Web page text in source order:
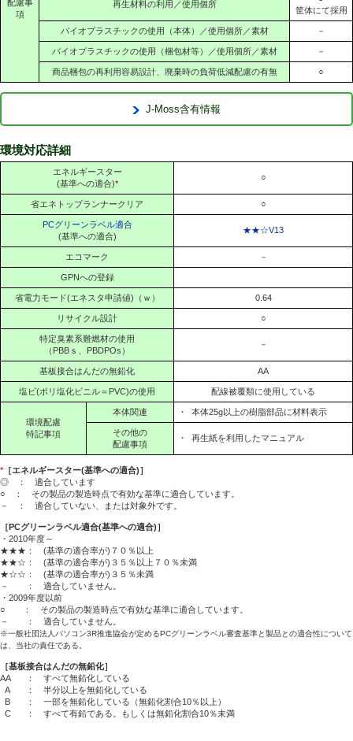
配慮事
項
再生材料の利用／使用個所
筐体にて採用
バイオプラスチックの使用（本体）／使用個所／素材 －
バイオプラスチックの使用（梱包材等）／使用個所／素材 －
商品梱包の再利用容易設計、廃棄時の負荷低減配慮の有無 ○
J-Moss含有情報
環境対応詳細
エネルギースター
(基準への適合)*
○
省エネトップランナークリア ○
PCグリーンラベル適合
(基準への適合)
★★☆V13
エコマーク －
GPNへの登録
省電力モード(エネスタ申請値)（ｗ） 0.64
リサイクル設計 ○
特定臭素系難燃材の使用
（PBBｓ、PBDPOs）
－
基板接合はんだの無鉛化 AA
塩ビ(ポリ塩化ビニル＝PVC)の使用 配線被覆類に使用している
環境配慮
特記事項
本体関連 ・ 本体25g以上の樹脂部品に材料表示
その他の
配慮事項
・ 再生紙を利用したマニュアル
* ［エネルギースター(基準への適合)］
◎ ： 適合しています
○ ： その製品の製造時点で有効な基準に適合しています。
－ ： 適合していない、または対象外です。
［PCグリーンラベル適合(基準への適合)］
・2010年度～
★★★： (基準の適合率が)７０％以上
★★☆： (基準の適合率が)３５％以上７０％未満
★☆☆： (基準の適合率が)３５％未満
－ ： 適合していません。
・2009年度以前
○ ： その製品の製造時点で有効な基準に適合しています。
－ ： 適合していません。
※一般社団法人パソコン3R推進協会が定めるPCグリーンラベル審査基準と製品との適合性について
は、当社の責任である。
［基板接合はんだの無鉛化］
AA
： すべて無鉛化している
A
： 半分以上を無鉛化している
B
： 一部を無鉛化している（無鉛化割合10％以上）
C
： すべて有鉛である。もしくは無鉛化割合10％未満